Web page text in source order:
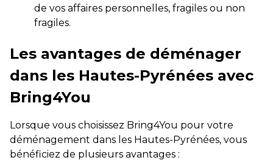
de vos affaires personnelles, fragiles ou non
fragiles.
Les avantages de déménager
dans les Hautes-Pyrénées avec
Bring4You
Lorsque vous choisissez Bring4You pour votre
déménagement dans les Hautes-Pyrénées, vous
bénéficiez de plusieurs avantages :